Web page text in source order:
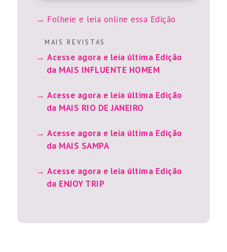
Folheie e leia online essa Edição
M A I S R E V I S T A S
Acesse agora e leia última Edição
da MAIS INFLUENTE HOMEM
Acesse agora e leia última Edição
da MAIS RIO DE JANEIRO
Acesse agora e leia última Edição
da MAIS SAMPA
Acesse agora e leia última Edição
da ENJOY TRIP